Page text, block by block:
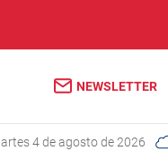
NEWSLETTER
martes 4 de agosto de 2026